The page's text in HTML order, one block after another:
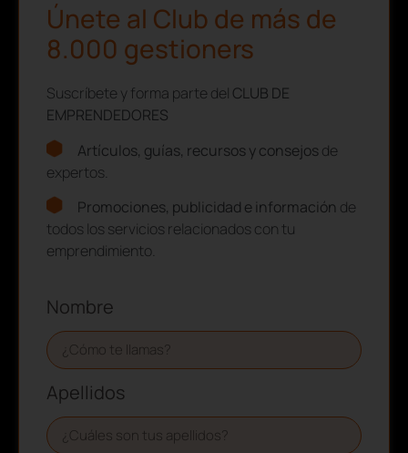
Únete al Club de más de
8.000 gestioners
Suscríbete y forma parte del CLUB DE
EMPRENDEDORES
Artículos, guías, recursos y consejosde
expertos.
Promociones, publicidad e información de
todos los servicios relacionados con tu
emprendimiento.
Nombre
Apellidos